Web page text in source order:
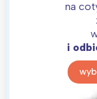
na
i